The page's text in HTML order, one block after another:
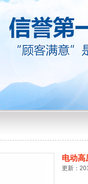
电动高
更新：